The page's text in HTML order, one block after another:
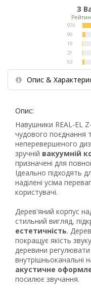
З
Опис &
Опис:
Навушники REAL-EL
чудового поєднання
неперевершеного
зручній вакуумній
призначені для
Ідеально підходять
наділені усіма
користувачі.
Дерев'яний корпус
стильний вигляд,
естетичність.
покращує якість
деревини регулювати
внутрішньоканальні
акустичне
посилює звучання.